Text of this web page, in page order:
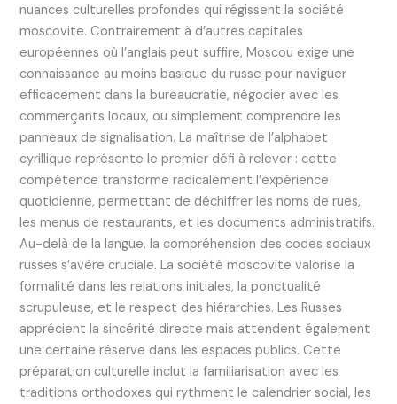
nuances culturelles profondes qui régissent la société
moscovite. Contrairement à d’autres capitales
européennes où l’anglais peut suffire, Moscou exige une
connaissance au moins basique du russe pour naviguer
efficacement dans la bureaucratie, négocier avec les
commerçants locaux, ou simplement comprendre les
panneaux de signalisation. La maîtrise de l’alphabet
cyrillique représente le premier défi à relever : cette
compétence transforme radicalement l’expérience
quotidienne, permettant de déchiffrer les noms de rues,
les menus de restaurants, et les documents administratifs.
Au-delà de la langue, la compréhension des codes sociaux
russes s’avère cruciale. La société moscovite valorise la
formalité dans les relations initiales, la ponctualité
scrupuleuse, et le respect des hiérarchies. Les Russes
apprécient la sincérité directe mais attendent également
une certaine réserve dans les espaces publics. Cette
préparation culturelle inclut la familiarisation avec les
traditions orthodoxes qui rythment le calendrier social, les